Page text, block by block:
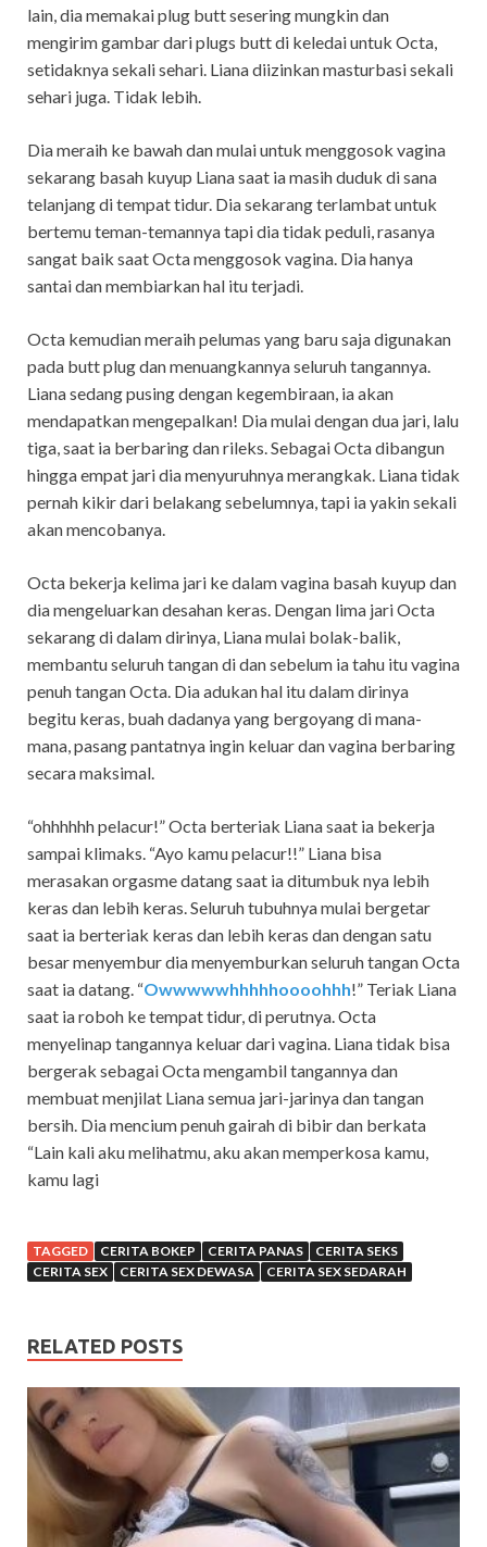
lain, dia memakai plug butt sesering mungkin dan
mengirim gambar dari plugs butt di keledai untuk Octa,
setidaknya sekali sehari. Liana diizinkan masturbasi sekali
sehari juga. Tidak lebih.
Dia meraih ke bawah dan mulai untuk menggosok vagina
sekarang basah kuyup Liana saat ia masih duduk di sana
telanjang di tempat tidur. Dia sekarang terlambat untuk
bertemu teman-temannya tapi dia tidak peduli, rasanya
sangat baik saat Octa menggosok vagina. Dia hanya
santai dan membiarkan hal itu terjadi.
Octa kemudian meraih pelumas yang baru saja digunakan
pada butt plug dan menuangkannya seluruh tangannya.
Liana sedang pusing dengan kegembiraan, ia akan
mendapatkan mengepalkan! Dia mulai dengan dua jari, lalu
tiga, saat ia berbaring dan rileks. Sebagai Octa dibangun
hingga empat jari dia menyuruhnya merangkak. Liana tidak
pernah kikir dari belakang sebelumnya, tapi ia yakin sekali
akan mencobanya.
Octa bekerja kelima jari ke dalam vagina basah kuyup dan
dia mengeluarkan desahan keras. Dengan lima jari Octa
sekarang di dalam dirinya, Liana mulai bolak-balik,
membantu seluruh tangan di dan sebelum ia tahu itu vagina
penuh tangan Octa. Dia adukan hal itu dalam dirinya
begitu keras, buah dadanya yang bergoyang di mana-
mana, pasang pantatnya ingin keluar dan vagina berbaring
secara maksimal.
“ohhhhhh pelacur!” Octa berteriak Liana saat ia bekerja
sampai klimaks. “Ayo kamu pelacur!!” Liana bisa
merasakan orgasme datang saat ia ditumbuk nya lebih
keras dan lebih keras. Seluruh tubuhnya mulai bergetar
saat ia berteriak keras dan lebih keras dan dengan satu
besar menyembur dia menyemburkan seluruh tangan Octa
saat ia datang. “Owwwwwhhhhhoooohhh!” Teriak Liana
saat ia roboh ke tempat tidur, di perutnya. Octa
menyelinap tangannya keluar dari vagina. Liana tidak bisa
bergerak sebagai Octa mengambil tangannya dan
membuat menjilat Liana semua jari-jarinya dan tangan
bersih. Dia mencium penuh gairah di bibir dan berkata
“Lain kali aku melihatmu, aku akan memperkosa kamu,
kamu lagi
TAGGED CERITA BOKEP CERITA PANAS
CERITA SEKS
CERITA SEX
CERITA SEX DEWASA CERITA SEX SEDARAH
RELATED POSTS